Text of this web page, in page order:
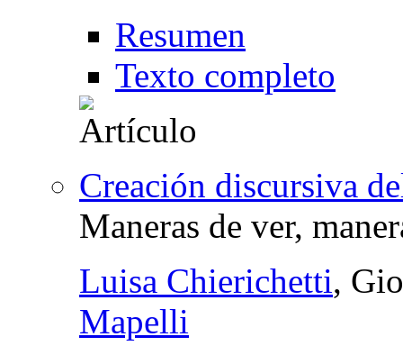
Resumen
Texto completo
Creación discursiva
Maneras de ver,
Luisa Chierichetti,
Mapelli